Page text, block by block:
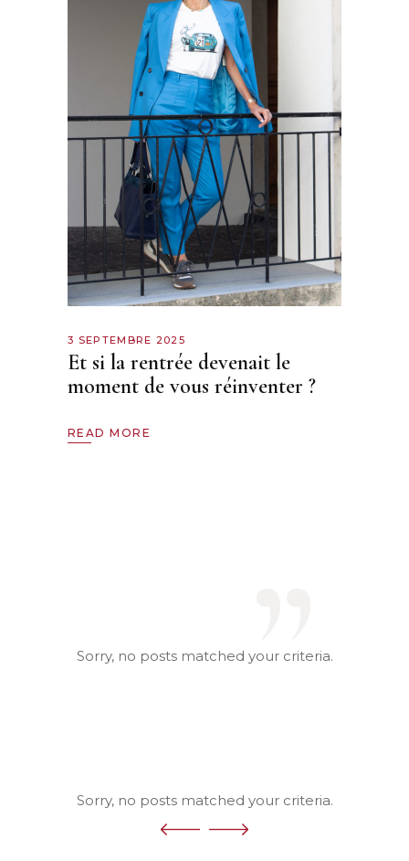
3 SEPTEMBRE 2025
Et si la rentrée devenait le
moment de vous réinventer ?
READ MORE
”
Sorry, no posts matched your criteria.
Sorry, no posts matched your criteria.